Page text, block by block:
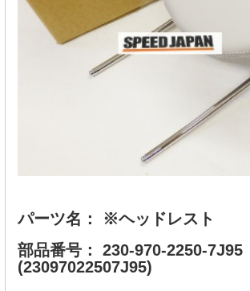
パーツ名： ※ヘッドレスト
部品番号： 230-970-2250-7J95
(23097022507J95)